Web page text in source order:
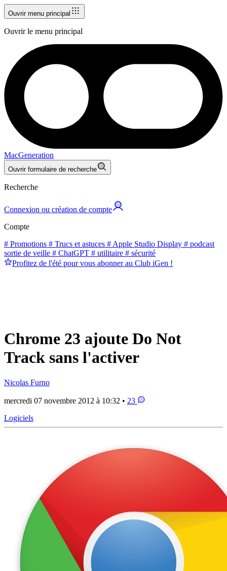
Ouvrir menu principal
Ouvrir le menu principal
MacGeneration
Ouvrir formulaire de recherche
Recherche
Connexion ou création de compte
Compte
# Promotions # Trucs et astuces # Apple Studio Display # podcast
sortie de veille # ChatGPT # utilitaire # sécurité
Profitez de l'été pour vous abonner au Club iGen !
Chrome 23 ajoute Do Not
Track sans l'activer
Nicolas Furno
mercredi 07 novembre 2012 à 10:32 • 23
Logiciels